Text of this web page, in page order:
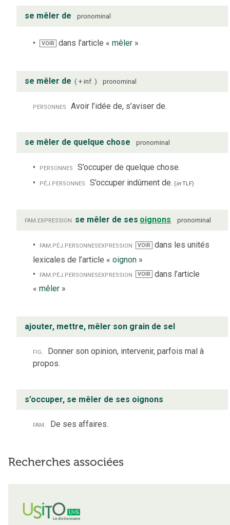
se mêler de pronominal
VOIR dans l’article «mêler »
se mêler de + inf. pronominal
personnes Avoir l’idée de, s’aviser de.
se mêler de quelque chose pronominal
personnes S’occuper de quelque chose.
péj. personnes S’occuper indûment de. (inTLF)
fam. expression se mêler de ses oignons pronominal
fam. péj. personnesexpression VOIR dans les unités
lexicales de l’article « oignon »
fam. péj. personnesexpression VOIR
dans l’article
« mêler »
ajouter, mettre, mêler son grain de sel
fig.
Donner son opinion, intervenir, parfois mal à
propos.
s’occuper, se mêler de ses oignons
fam. De ses affaires.
Recherches associées